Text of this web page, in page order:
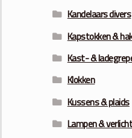
Kandelaars divers
Kapstokken &
Kast- &
Klokken
Kussens & plaids
Lampen &